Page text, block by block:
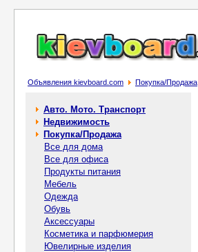
Объявления kievboard.com Покупка/Продажа
Авто. Мото. Транспорт
Недвижимость
Покупка/Продажа
Все для дома
Все для офиса
Продукты питания
Мебель
Одежда
Обувь
Аксессуары
Косметика и парфюмерия
Ювелирные изделия